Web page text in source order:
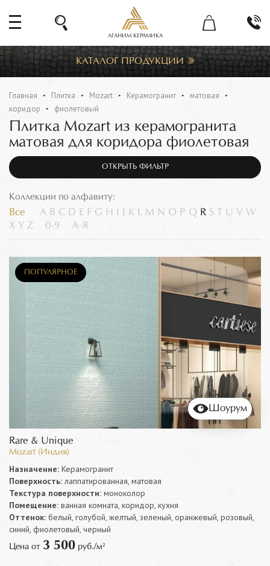
АГАНИМ КЕРАМИКА
КАТАЛОГ ПРОДУКЦИИ
Главная Плитка Mozart Керамогранит
матовая
коридор
фиолетовый
Плитка Mozart из керамогранита
матовая для коридора фиолетовая
ОТКРЫТЬ ФИЛЬТР
Коллекции по алфавиту:
Все A B C D E F G H K L M N O P Q R S U V W
X Y Z 0-9 А-Я
ПОПУЛЯРНОЕ
Шоурум
Rare & Unique
Mozart (Индия)
Назначение: Керамогранит
Поверхность: лаппатированная, матовая
Текстура поверхности: моноколор
Помещение: ванная комната, коридор, кухня
Оттенок: белый, голубой, желтый, зеленый, оранжевый, розовый,
синий, фиолетовый, черный
Цена от 3 500 руб./м²